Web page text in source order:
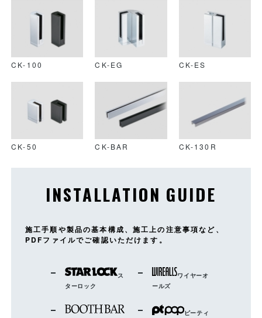
CK-100 CK-EG CK-ES
CK-50 CK-BAR CK-130R
INSTALLATION GUIDE
施工手順や製品の基本構成、施工上の注意事項など、
PDFファイルでご確認いただけます。
ス
ターロック
ワイヤーオ
ールズ
ピーティ